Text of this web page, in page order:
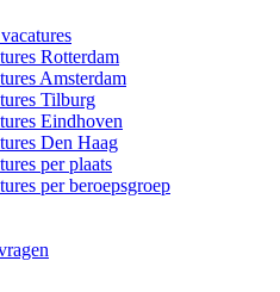
Rotterdam
Amsterdam
Tilburg
Eindhoven
Den Haag
per plaats
per beroepsgroep